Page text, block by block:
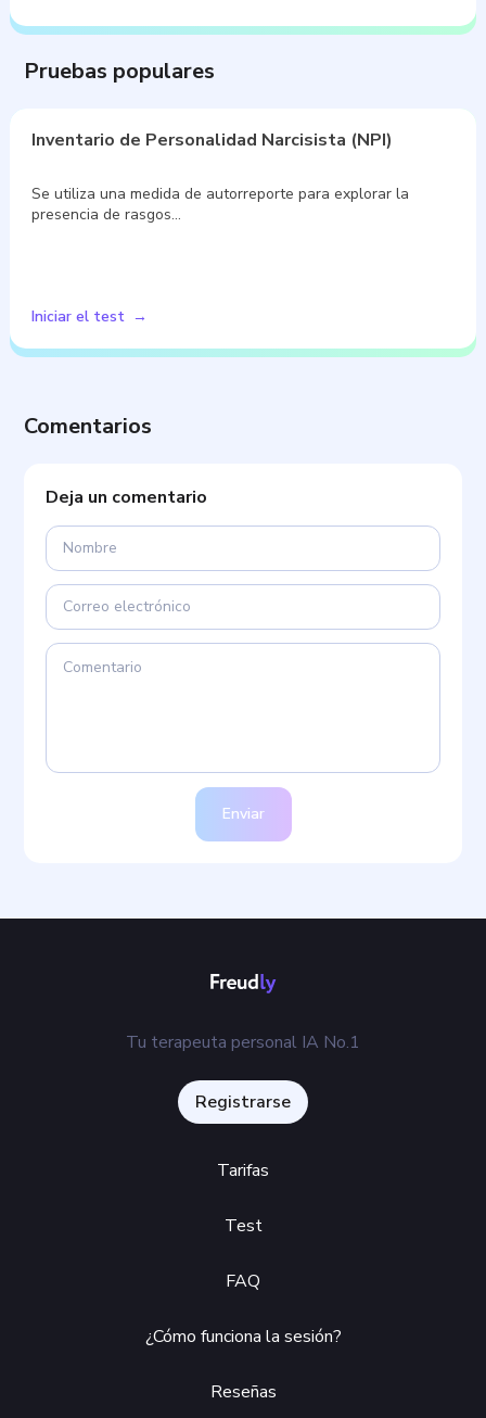
Pruebas populares
Inventario de Personalidad Narcisista (NPI)
Se utiliza una medida de autorreporte para explorar la
presencia de rasgos…
Iniciar el test
Comentarios
Deja un comentario
Enviar
Tu terapeuta personal IA No.1
Registrarse
Tarifas
Test
FAQ
¿Cómo funciona la sesión?
Reseñas